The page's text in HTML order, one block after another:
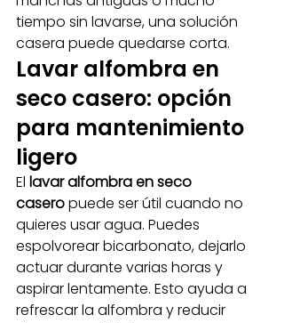
tiempo sin lavarse, una solución
casera puede quedarse corta.
Lavar alfombra en
seco casero: opción
para mantenimiento
ligero
El lavar alfombra en seco
casero puede ser útil cuando no
quieres usar agua. Puedes
espolvorear bicarbonato, dejarlo
actuar durante varias horas y
aspirar lentamente. Esto ayuda a
refrescar la alfombra y reducir